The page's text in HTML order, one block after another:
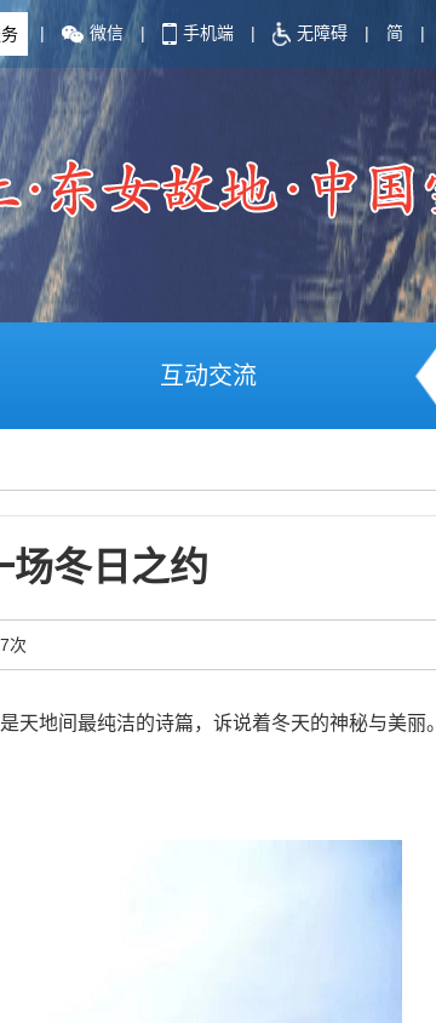
| 微信 | 手机端 | 无障碍 | 简 |
互动交流
场冬日之约
次
天地间最纯洁的诗篇，诉说着冬天的神秘与美丽。